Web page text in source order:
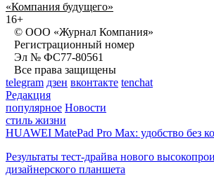
«Компания будущего»
16+
© ООО «Журнал Компания»
Регистрационный номер
Эл № ФС77-80561
Все права защищены
telegram дзен вконтакте tenchat
Редакция
популярное Новости
стиль жизни
HUAWEI MatePad Pro Max: удобство без
Результаты тест-драйва нового
дизайнерского планшета